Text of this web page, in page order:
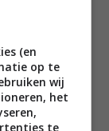
in plakjes en
in je
toevoeging!
koelkast tot je
(en
op te
wij
het
te